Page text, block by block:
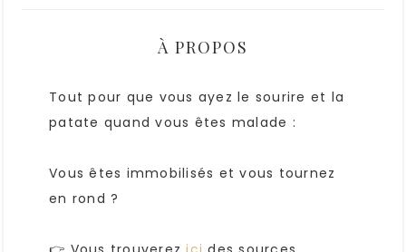
À PROPOS
Tout pour que vous ayez le sourire et la
patate quand vous êtes malade :
Vous êtes immobilisés et vous tournez
en rond ?